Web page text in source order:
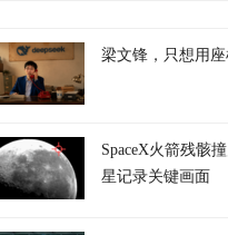
梁文锋，只想用
SpaceX火箭残骸
星记录关键画面